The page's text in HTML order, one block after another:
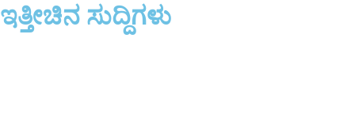
ಇತ್ತೀಚಿನ ಸುದ್ದಿಗಳು